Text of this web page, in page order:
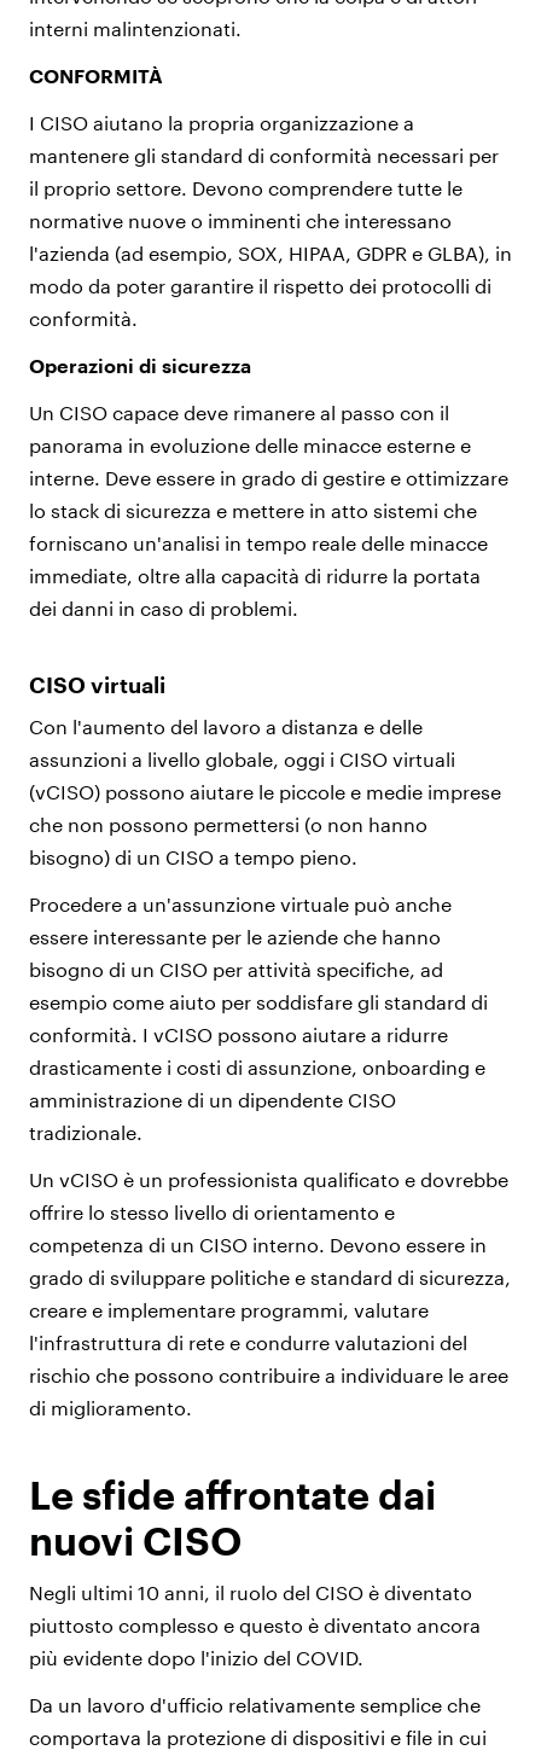
interni malintenzionati.
CONFORMITÀ
I CISO aiutano la propria organizzazione a
mantenere gli standard di conformità necessari per
il proprio settore. Devono comprendere tutte le
normative nuove o imminenti che interessano
l'azienda (ad esempio, SOX, HIPAA, GDPR e GLBA), in
modo da poter garantire il rispetto dei protocolli di
conformità.
Operazioni di sicurezza
Un CISO capace deve rimanere al passo con il
panorama in evoluzione delle minacce esterne e
interne. Deve essere in grado di gestire e ottimizzare
lo stack di sicurezza e mettere in atto sistemi che
forniscano un'analisi in tempo reale delle minacce
immediate, oltre alla capacità di ridurre la portata
dei danni in caso di problemi.
CISO virtuali
Con l'aumento del lavoro a distanza e delle
assunzioni a livello globale, oggi i CISO virtuali
(vCISO) possono aiutare le piccole e medie imprese
che non possono permettersi (o non hanno
bisogno) di un CISO a tempo pieno.
Procedere a un'assunzione virtuale può anche
essere interessante per le aziende che hanno
bisogno di un CISO per attività specifiche, ad
esempio come aiuto per soddisfare gli standard di
conformità. I vCISO possono aiutare a ridurre
drasticamente i costi di assunzione, onboarding e
amministrazione di un dipendente CISO
tradizionale.
Un vCISO è un professionista qualificato e dovrebbe
offrire lo stesso livello di orientamento e
competenza di un CISO interno. Devono essere in
grado di sviluppare politiche e standard di sicurezza,
creare e implementare programmi, valutare
l'infrastruttura di rete e condurre valutazioni del
rischio che possono contribuire a individuare le aree
di miglioramento.
Le sfide affrontate dai
nuovi CISO
Negli ultimi 10 anni, il ruolo del CISO è diventato
piuttosto complesso e questo è diventato ancora
più evidente dopo l'inizio del COVID.
Da un lavoro d'ufficio relativamente semplice che
comportava la protezione di dispositivi e file in cui